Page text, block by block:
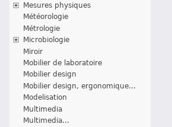
Mesures physiques
Météorologie
Métrologie
Microbiologie
Miroir
Mobilier de laboratoire
Mobilier design
Mobilier design, ergonomique...
Modelisation
Multimedia
Multimedia...